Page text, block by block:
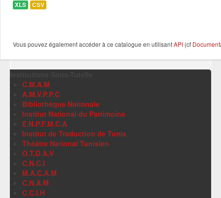
XLS CSV
Vous pouvez également accéder à ce catalogue en utilisantAPI (cf
C.M.A.M
A.M.V.P.P.C
Bibliothèque Nationale
Institut National du Patrimoine
E.N.P.F.M.C.A
Institut de Traduction de Tunis
Théâtre National Tunisien
O.T.D.A.V
C.N.C.I
M.A.C.A.M
C.N.A.M
C.C.I.H